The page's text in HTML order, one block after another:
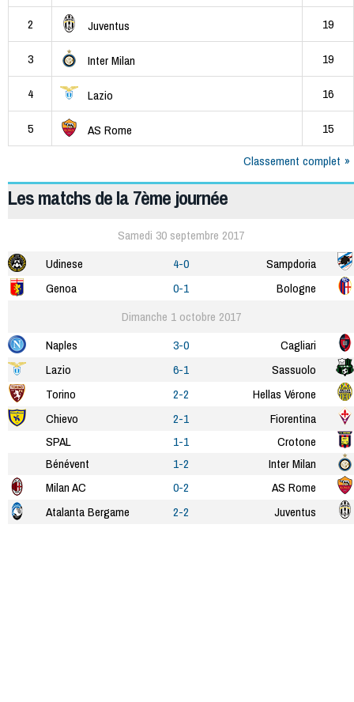
2 Juventus 19
3 Inter Milan 19
4 Lazio 16
5 AS Rome
15
Classement complet
Les matchs de la 7ème journée
Samedi 30 septembre 2017
Udinese
4-0
Sampdoria
Genoa
0-1
Bologne
Dimanche 1 octobre 2017
Naples
3-0
Cagliari
Lazio
6-1
Sassuolo
Torino
2-2
Hellas Vérone
Chievo
2-1
Fiorentina
SPAL
1-1
Crotone
Bénévent
1-2
Inter Milan
Milan AC
0-2
AS Rome
Atalanta Bergame
2-2 Juventus